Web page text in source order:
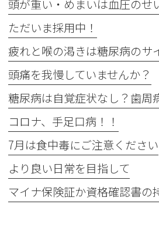
ただいま採用中！
頭痛を我慢していませんか？
コロナ、手足口病！！
7月は食中毒にご注意ください
より良い日常を目指して